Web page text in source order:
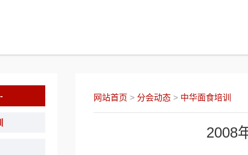
网站首页 > 分会动态> 中华面食培训
2008